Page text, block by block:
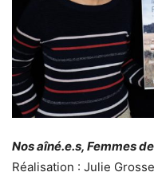
Nos aîné.e.s, Femmes
Réalisation : Julie